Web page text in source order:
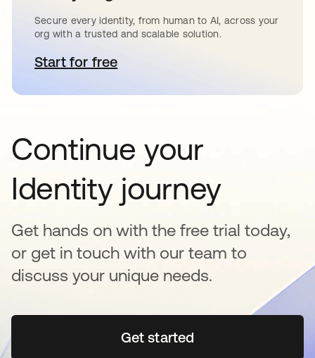
Secure every identity, from human to AI, across your
org with a trusted and scalable solution.
Start for freese abre en una pestaña nueva
Continue your
Identity journey
Get hands on with the free trial today,
or get in touch with our team to
discuss your unique needs.
Get startedse abre en una pestaña